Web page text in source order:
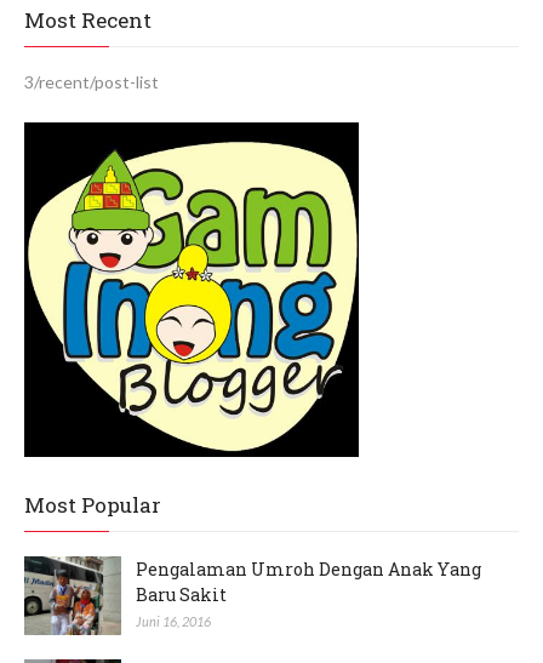
Most Recent
3/recent/post-list
Most Popular
Pengalaman Umroh Dengan Anak Yang
Baru Sakit
Juni 16, 2016